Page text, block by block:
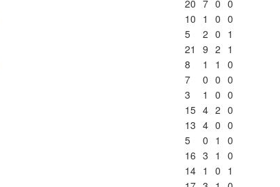
20 7 0 0
10 1 0 0
5 2 0 1
21 9 2 1
8 1 1
0
7 0 0 0
3 1 0 0
15 4 2 0
13 4 0 0
5 0 1
0
16 3 1
0
14 1 0 1